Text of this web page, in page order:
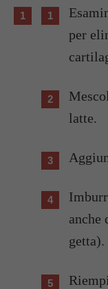
per
latte.
anche
getta).